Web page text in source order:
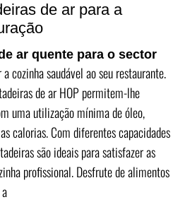
de ar para a
ar quente para o sector
cozinha saudável ao seu restaurante.
de ar HOP permitem-lhe
uma utilização mínima de óleo,
calorias. Com diferentes capacidades
são ideais para satisfazer as
profissional. Desfrute de alimentos